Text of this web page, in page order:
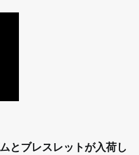
ブレスレットが入荷し